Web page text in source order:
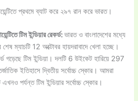
প্রথমে ব্যাট করে ২৯৭ রান করে ভারত।
টিম ইন্ডিয়ার রেকর্ড:ভারত ও বাংলাদেশের মধ্যে
শেষ ম্যাচটি 12 অক্টোবর হায়দরাবাদে খেলা হচ্ছে।
গড়েছে টিম ইন্ডিয়া। দলটি 6 উইকেট হারিয়ে 297
ইতিহাসে দ্বিতীয় সর্বোচ্চ স্কোর। আমরা
পর্যন্ত টিম ইন্ডিয়ার সর্বোচ্চ স্কোর।